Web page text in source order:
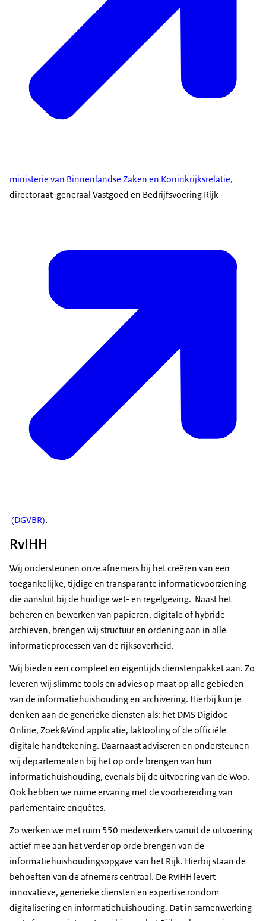
ministerie van Binnenlandse Zaken en Koninkrijksrelatie,
directoraat-generaal Vastgoed en Bedrijfsvoering Rijk
(DGVBR).
RvIHH
Wij ondersteunen onze afnemers bij het creëren van een
toegankelijke, tijdige en transparante informatievoorziening
die aansluit bij de huidige wet- en regelgeving. Naast het
beheren en bewerken van papieren, digitale of hybride
archieven, brengen wij structuur en ordening aan in alle
informatieprocessen van de rijksoverheid.
Wij bieden een compleet en eigentijds dienstenpakket aan. Zo
leveren wij slimme tools en advies op maat op alle gebieden
van de informatiehuishouding en archivering. Hierbij kun je
denken aan de generieke diensten als: het DMS Digidoc
Online, Zoek&Vind applicatie, laktooling of de officiële
digitale handtekening. Daarnaast adviseren en ondersteunen
wij departementen bij het op orde brengen van hun
informatiehuishouding, evenals bij de uitvoering van de Woo.
Ook hebben we ruime ervaring met de voorbereiding van
parlementaire enquêtes.
Zo werken we met ruim 550 medewerkers vanuit de uitvoering
actief mee aan het verder op orde brengen van de
informatiehuishoudingsopgave van het Rijk. Hierbij staan de
behoeften van de afnemers centraal. De RvIHH levert
innovatieve, generieke diensten en expertise rondom
digitalisering en informatiehuishouding. Dat in samenwerking